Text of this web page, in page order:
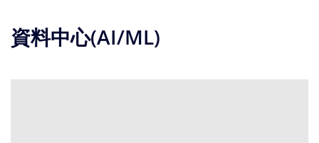
資料中心(AI/ML)